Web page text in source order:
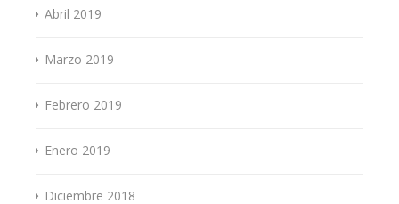
Abril 2019
Marzo 2019
Febrero 2019
Enero 2019
Diciembre 2018